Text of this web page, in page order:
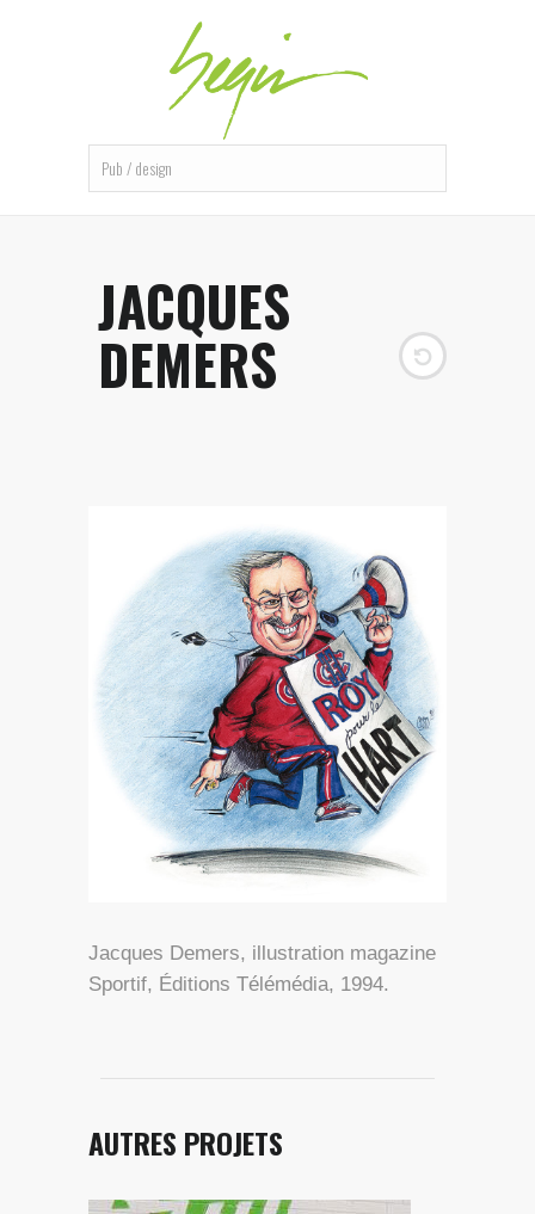
JACQUES
DEMERS
Jacques Demers, illustration magazine
Sportif, Éditions Télémédia, 1994.
AUTRES PROJETS